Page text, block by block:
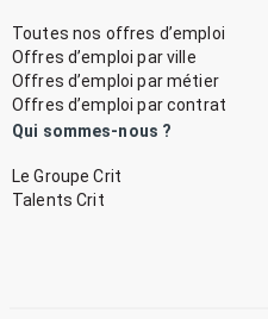
Toutes nos offres d’emploi
Offres d’emploi par ville
Offres d’emploi par métier
Offres d’emploi par contrat
Qui sommes-nous ?
Le Groupe Crit
Talents Crit